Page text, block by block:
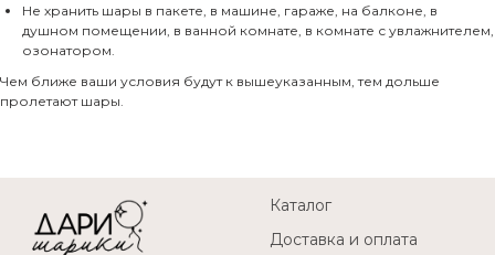
Не хранить шары в пакете, в машине, гараже, на балконе, в
душном помещении, в ванной комнате, в комнате с увлажнителем,
озонатором.
Чем ближе ваши условия будут к вышеуказанным, тем дольше
пролетают шары.
Каталог
Доставка и оплата